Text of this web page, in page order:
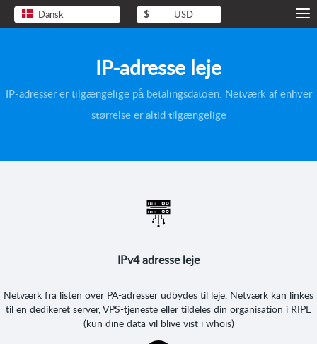
Dansk $ USD
IP-adresse leje
IP-adresser er tilgængelige på betalingsdatoen. Netværk af enhver
størrelse er altid tilgængelige
IPv4 adresse leje
Netværk fra listen over PA-adresser udbydes til leje. Netværk kan linkes
til en dedikeret server, VPS-tjeneste eller tildeles din organisation i RIPE
(kun dine data vil blive vist i whois)